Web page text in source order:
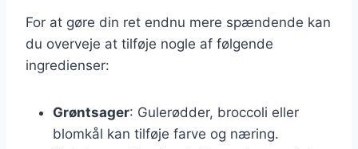
For at gøre din ret endnu mere spændende kan
du overveje at tilføje nogle af følgende
ingredienser:
Grøntsager: Gulerødder, broccoli eller
blomkål kan tilføje farve og næring.